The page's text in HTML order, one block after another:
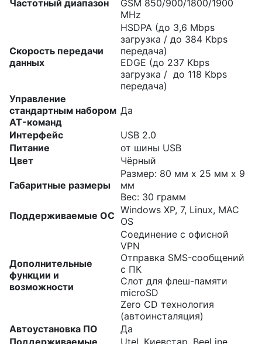
Частотный диапазон
GSM 850/900/1800/1900
MHz
Скорость передачи
данных
HSDPA (до 3,6 Mbps
загрузка / до 384 Kbps
передача)
EDGE (до 237 Kbps
загрузка / до 118 Kbps
передача)
Управление
стандартным набором
AT-команд
Да
Интерфейс
USB 2.0
Питание
от шины USB
Цвет
Чёрный
Габаритные размеры
Размер: 80 мм x 25 мм x 9
мм
Вес: 30 грамм
Поддерживаемые ОС Windows XP, 7, Linux, MAC
OS
Дополнительные
функции и
возможности
Соединение с офисной
VPN
Отправка SMS-сообщений
с ПК
Слот для флеш-памяти
microSD
Zero CD технология
(автоинсталяция)
Автоустановка ПО
Да
Поддерживаемые
Utel, Киевстар, BeeLine,